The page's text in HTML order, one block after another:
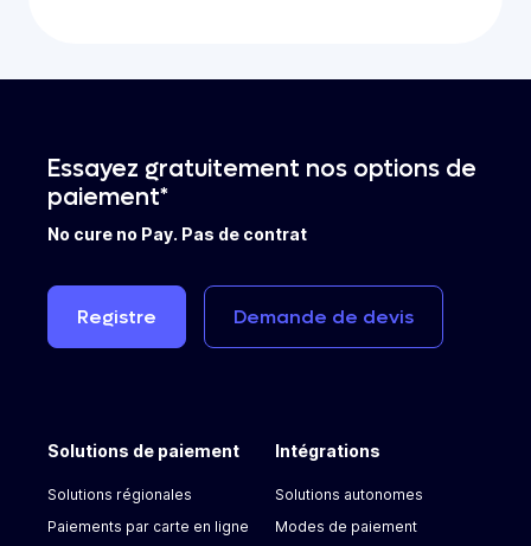
Essayez gratuitement nos options de
paiement*
No cure no Pay. Pas de contrat
Registre Demande de devis
Solutions de paiement
Solutions régionales
Paiements par carte en ligne
Intégrations
Solutions autonomes
Modes de paiement